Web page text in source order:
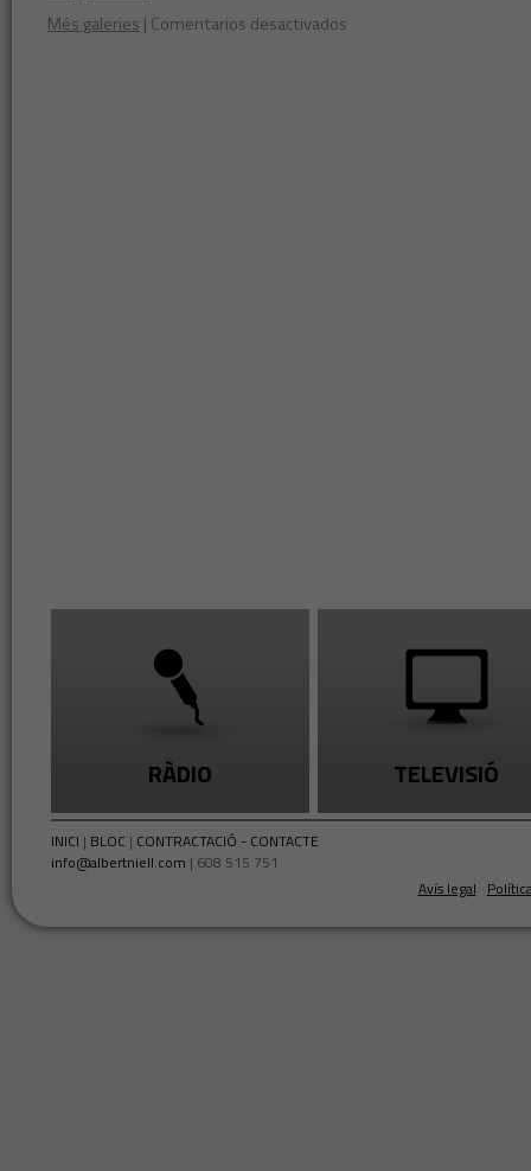
Més galeries | Comentarios desactivados
RÀDIO TELEVISIÓ
INICI | BLOC| CONTRACTACIÓ - CONTACTE
info@albertniell.com | 608 515 751
Avís legal ·